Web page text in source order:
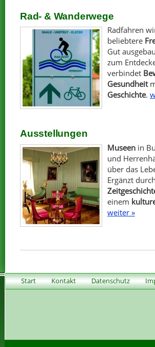
Rad- & Wanderwege
Radfahren
beliebtere
Gut
zum
verbindet
Gesundheit
Geschichte.
Ausstellungen
Museen in
und
über das
Ergänzt durch
einem
weiter »
Start Kontakt Datenschutz